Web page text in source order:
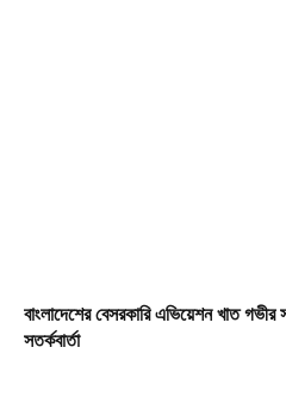
বাংলাদেশের বেসরকারি এভিয়েশন খাত
সতর্কবার্তা